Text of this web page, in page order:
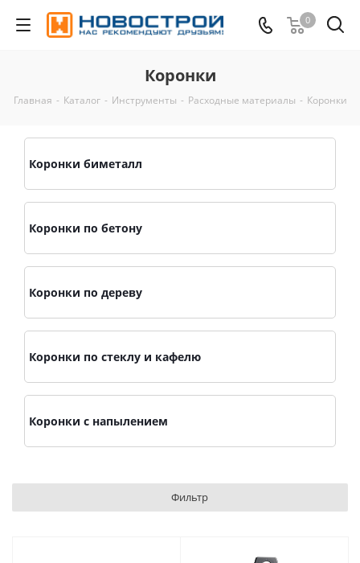
0
Коронки
Главная - Каталог - Инструменты - Расходные материалы - Коронки
Коронки биметалл
Коронки по бетону
Коронки по дереву
Коронки по стеклу и кафелю
Коронки с напылением
Фильтр